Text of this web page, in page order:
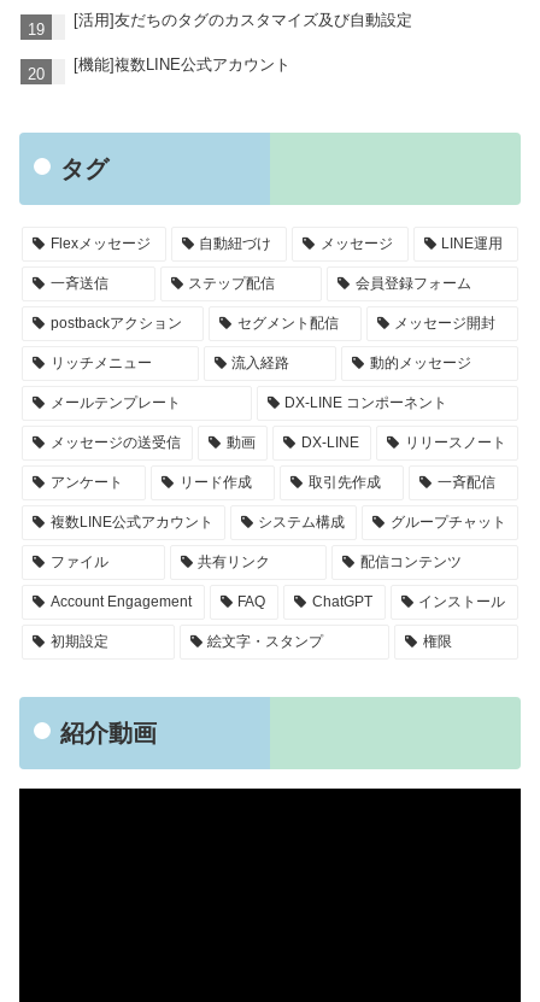
[活用]友だちのタグのカスタマイズ及び自動設定
[機能]複数LINE公式アカウント
タグ
Flexメッセージ 自動紐づけ メッセージ LINE運用
一斉送信 ステップ配信 会員登録フォーム
postbackアクション セグメント配信 メッセージ開封
リッチメニュー 流入経路 動的メッセージ
メールテンプレート DX-LINE コンポーネント
メッセージの送受信 動画 DX-LINE リリースノート
アンケート リード作成 取引先作成 一斉配信
複数LINE公式アカウント システム構成 グループチャット
ファイル 共有リンク 配信コンテンツ
Account Engagement FAQ ChatGPT インストール
初期設定 絵文字・スタンプ 権限
紹介動画